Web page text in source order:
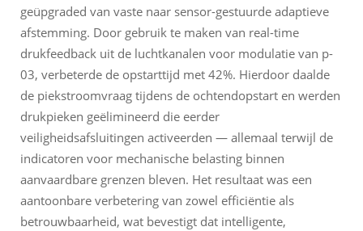
geüpgraded van vaste naar sensor-gestuurde adaptieve
afstemming. Door gebruik te maken van real-time
drukfeedback uit de luchtkanalen voor modulatie van p-
03, verbeterde de opstarttijd met 42%. Hierdoor daalde
de piekstroomvraag tijdens de ochtendopstart en werden
drukpieken geëlimineerd die eerder
veiligheidsafsluitingen activeerden — allemaal terwijl de
indicatoren voor mechanische belasting binnen
aanvaardbare grenzen bleven. Het resultaat was een
aantoonbare verbetering van zowel efficiëntie als
betrouwbaarheid, wat bevestigt dat intelligente,